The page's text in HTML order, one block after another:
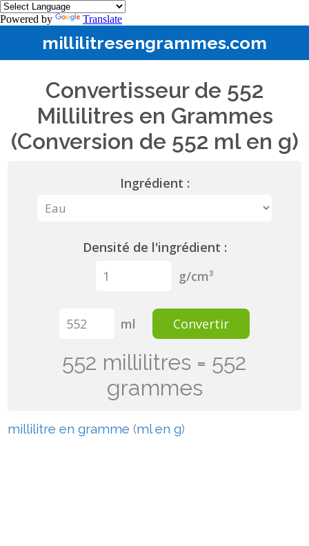
Powered by Translate
millilitresengrammes.com
Convertisseur de 552
Millilitres en Grammes
(Conversion de 552 ml en g)
Ingrédient :
Densité de l'ingrédient :
g/cm³
ml Convertir
552 millilitres = 552
grammes
millilitre en gramme (ml en g)